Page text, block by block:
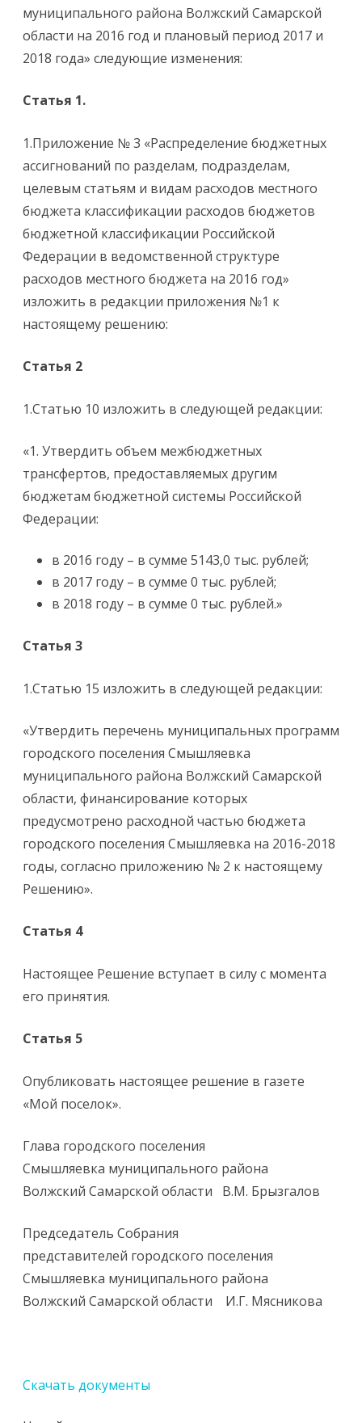
муниципального района Волжский Самарской
области на 2016 год и плановый период 2017 и
2018 года» следующие изменения:
Статья 1.
1.Приложение № 3 «Распределение бюджетных
ассигнований по разделам, подразделам,
целевым статьям и видам расходов местного
бюджета классификации расходов бюджетов
бюджетной классификации Российской
Федерации в ведомственной структуре
расходов местного бюджета на 2016 год»
изложить в редакции приложения №1 к
настоящему решению:
Статья 2
1.Статью 10 изложить в следующей редакции:
«1. Утвердить объем межбюджетных
трансфертов, предоставляемых другим
бюджетам бюджетной системы Российской
Федерации:
в 2016 году – в сумме 5143,0 тыс. рублей;
в 2017 году – в сумме 0 тыс. рублей;
в 2018 году – в сумме 0 тыс. рублей.»
Статья 3
1.Статью 15 изложить в следующей редакции:
«Утвердить перечень муниципальных программ
городского поселения Смышляевка
муниципального района Волжский Самарской
области, финансирование которых
предусмотрено расходной частью бюджета
городского поселения Смышляевка на 2016-2018
годы, согласно приложению № 2 к настоящему
Решению».
Статья 4
Настоящее Решение вступает в силу с момента
его принятия.
Статья 5
Опубликовать настоящее решение в газете
«Мой поселок».
Глава городского поселения
Смышляевка муниципального района
Волжский Самарской области В.М. Брызгалов
Председатель Собрания
представителей городского поселения
Смышляевка муниципального района
Волжский Самарской области И.Г. Мясникова
Скачать документы